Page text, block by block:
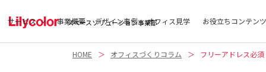
スペースソリューション事業部
サービス 事業概要 デザイン事例 オフィス見学 お役立ちコンテンツ
HOME オフィスづくりコラム フリーアドレス必